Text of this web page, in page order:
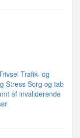
Trafik- og
Stress Sorg og tab
af invaliderende